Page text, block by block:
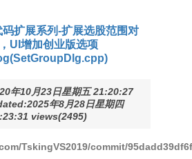
扩展系列-扩展选股范围对
UI增加创业版选项
年10月23日星期五 21:20:27
年8月28日星期四
views(2495)
TskingVS2019/commit/